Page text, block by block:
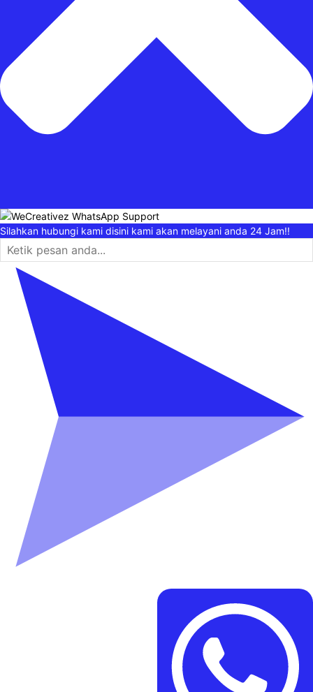
Silahkan hubungi kami disini kami akan melayani anda 24 Jam!!